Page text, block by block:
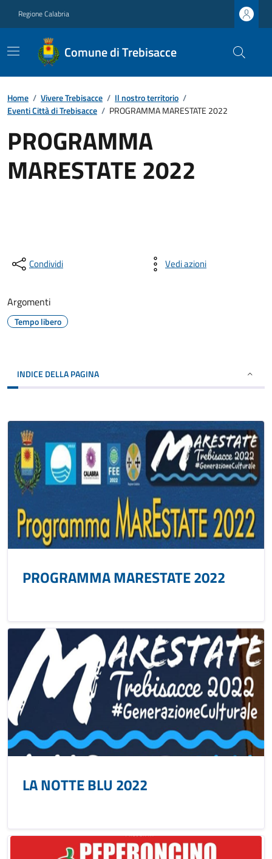
Regione Calabria
Comune di Trebisacce
Home / Vivere Trebisacce / Il nostro territorio /
Eventi Città di Trebisacce / PROGRAMMA MARESTATE 2022
PROGRAMMA
MARESTATE 2022
Condividi Vedi azioni
Argomenti
Tempo libero
INDICE DELLA PAGINA
PROGRAMMA MARESTATE 2022
LA NOTTE BLU 2022